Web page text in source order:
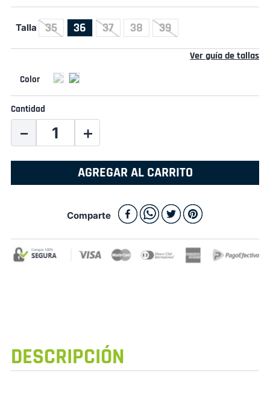
Talla 35 36 37 38 39
Ver guía de tallas
Cantidad
＋
－
AGREGAR AL CARRITO
Comparte
DESCRIPCIÓN